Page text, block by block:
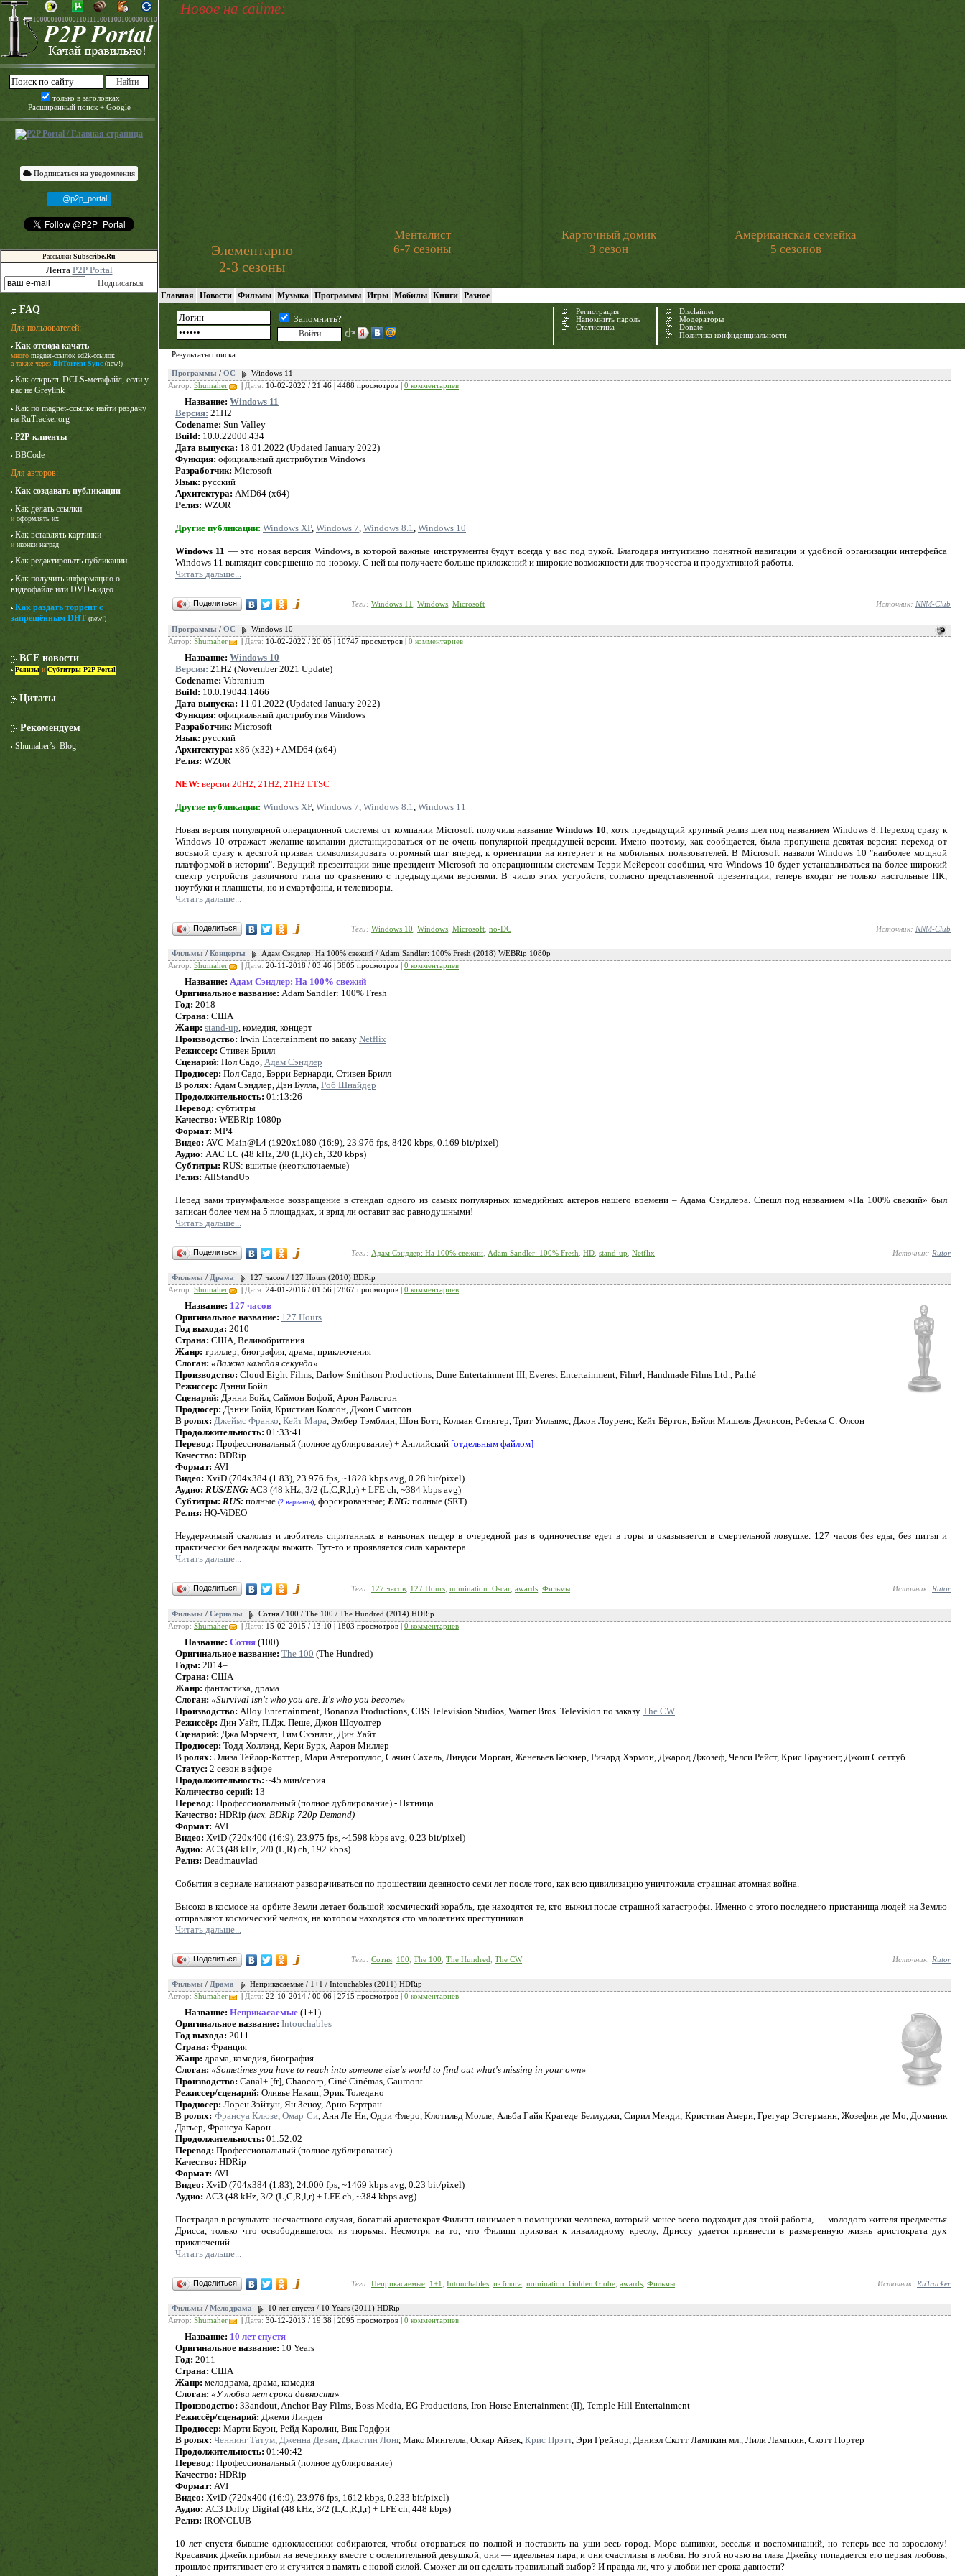
только в заголовках
Расширенный поиск + Google
Подписаться на уведомления
@p2p_portal
Рассылки Subscribe.Ru
Лента P2P Portal
FAQ
Для пользователей:
Как отсюда качать
много magnet-ссылок ed2k-ссылок
а также через BitTorrent Sync (new!)
Как открыть DCLS-метафайл, если у
вас не Greylink
Как по magnet-ссылке найти раздачу
на RuTracker.org
P2P-клиенты
BBCode
Для авторов:
Как создавать публикации
Как делать ссылки
и оформлять их
Как вставлять картинки
и иконки наград
Как редактировать публикации
Как получить информацию о
видеофайле или DVD-видео
Как раздать торрент с
запрещённым DHT (new!)
ВСЕ новости
Релизы и Субтитры P2P Portal
Цитаты
Рекомендуем
Shumaher’s_Blog
Новое на сайте:
Элементарно
2-3 сезоны
Менталист
6-7 сезоны
Карточный домик
3 сезон
Американская семейка
5 сезонов
Лучше звоните Солу
Главная Новости Фильмы Музыка Программы Игры Мобилы Книги Разное
Запомнить?
Регистрация
Напомнить пароль
Статистика
Disclaimer
Модераторы
Donate
Политика конфиденциальности
Результаты поиска:
Программы / ОС
Windows 11
Автор: Shumaher Дата: 10-02-2022 / 21:46 | 4488 просмотров | 0 комментариев
Название: Windows 11
Версия: 21H2
Codename: Sun Valley
Build: 10.0.22000.434
Дата выпуска: 18.01.2022 (Updated January 2022)
Функция: официальный дистрибутив Windows
Разработчик: Microsoft
Язык: русский
Архитектура: AMD64 (x64)
Релиз: WZOR
Другие публикации: Windows XP, Windows 7, Windows 8.1, Windows 10
Windows 11 — это новая версия Windows, в которой важные инструменты будут всегда у вас под рукой. Благодаря интуитивно понятной навигации и удобной организации интерфейса
Windows 11 выглядит совершенно по-новому. С ней вы получаете больше приложений и широкие возможности для творчества и продуктивной работы.
Читать дальше...
Поделиться Теги: Windows 11, Windows, Microsoft Источник: NNM-Club
Программы / ОС
Windows 10
Автор: Shumaher Дата: 10-02-2022 / 20:05 | 10747 просмотров | 0 комментариев
Название: Windows 10
Версия: 21H2 (November 2021 Update)
Codename: Vibranium
Build: 10.0.19044.1466
Дата выпуска: 11.01.2022 (Updated January 2022)
Функция: официальный дистрибутив Windows
Разработчик: Microsoft
Язык: русский
Архитектура: x86 (x32) + AMD64 (x64)
Релиз: WZOR
NEW: версии 20H2, 21H2, 21H2 LTSC
Другие публикации: Windows XP, Windows 7 Windows 8.1 Windows 11
Новая версия популярной операционной системы от компании Microsoft получила названиеWindows 10 , хотя предыдущий крупный релиз шел под названием Windows 8. Переход сразу к
Windows 10 отражает желание компании дистанцироваться от не очень популярной предыдущей версии. Имено поэтому, как сообщается, была пропущена девятая версия: переход от
восьмой сразу к десятой призван символизировать огромный шаг вперед, к ориентации на интернет и на мобильных пользователей. В Microsoft назвали Windows 10 "наиболее мощной
платформой в истории". Ведущий презентации вице-президент Microsoft по операционным системам Терри Мейерсон сообщил, что Windows 10 будет устанавливаться на более широкий
спектр устройств различного типа по сравнению с предыдущими версиями. В число этих устройств, согласно представленной презентации, теперь входят не только настольные ПК,
ноутбуки и планшеты, но и смартфоны, и телевизоры.
Читать дальше...
Поделиться Теги: Windows 10 Windows Microsoft no-DC Источник: NNM-Club
Фильмы / Концерты
Адам Сэндлер: На 100% свежий / Adam Sandler: 100% Fresh (2018) WEBRip 1080p
Автор: Shumaher Дата: 20-11-2018 / 03:46 | 3805 просмотров | 0 комментариев
Название: Адам Сэндлер: На 100% свежий
Оригинальное название: Adam Sandler: 100% Fresh
Год: 2018
Страна: США
Жанр: stand-up , комедия, концерт
Производство: Irwin Entertainment по заказу Netflix
Режиссер: Стивен Брилл
Сценарий: Пол Садо, Адам Сэндлер
Продюсер: Пол Садо, Бэрри Бернарди, Стивен Брилл
В ролях: Адам Сэндлер, Дэн Булла, Роб Шнайдер
Продолжительность: 01:13:26
Перевод: субтитры
Качество: WEBRip 1080p
Формат: MP4
Видео: AVC Main@L4 (1920x1080 (16:9), 23.976 fps, 8420 kbps, 0.169 bit/pixel)
Аудио: AAC LC (48 kHz, 2/0 (L,R) ch, 320 kbps)
Субтитры: RUS: вшитые (неотключаемые)
Релиз: AllStandUp
Перед вами триумфальное возвращение в стендап одного из самых популярных комедийных актеров нашего времени – Адама Сэндлера. Спешл под названием «На 100% свежий» был
записан более чем на 5 площадках, и вряд ли оставит вас равнодушными!
Читать дальше...
Поделиться Теги: Адам Сэндлер: На 100% свежий Adam Sandler: 100% Fresh HD stand-up Netflix Источник: Rutor
Фильмы / Драма
127 часов / 127 Hours (2010) BDRip
Автор: Shumaher Дата: 24-01-2016 / 01:56 | 2867 просмотров | 0 комментариев
Название: 127 часов
Оригинальное название: 127 Hours
Год выхода: 2010
Страна: США, Великобритания
Жанр: триллер, биография, драма, приключения
Слоган: «Важна каждая секунда»
Производство: Cloud Eight Films, Darlow Smithson Productions, Dune Entertainment III, Everest Entertainment, Film4, Handmade Films Ltd., Pathé
Режиссер: Дэнни Бойл
Сценарий: Дэнни Бойл, Саймон Бофой, Арон Ральстон
Продюсер: Дэнни Бойл, Кристиан Колсон, Джон Смитсон
В ролях: Джеймс Франко, Кейт Мара, Эмбер Тэмблин, Шон Ботт, Колман Стингер, Трит Уильямс, Джон Лоуренс, Кейт Бёртон, Бэйли Мишель Джонсон, Ребекка С. Олсон
Продолжительность: 01:33:41
Перевод: Профессиональный (полное дублирование) + Английский [отдельным файлом]
Качество: BDRip
Формат: AVI
Видео: XviD (704x384 (1.83), 23.976 fps, ~1828 kbps avg, 0.28 bit/pixel)
Аудио: RUS/ENG:AC3 (48 kHz, 3/2 (L,C,R,l,r) + LFE ch, ~384 kbps avg)
Субтитры: RUS: полные (2 варианта), форсированные; ENG: полные (SRT)
Релиз: HQ-ViDEO
Неудержимый скалолаз и любитель спрятанных в каньонах пещер в очередной раз в одиночестве едет в горы и оказывается в смертельной ловушке. 127 часов без еды, без питья и
практически без надежды выжить. Тут-то и проявляется сила характера…
Читать дальше...
Поделиться Теги: 127 часов, 127 Hours, nomination: Oscar, awards, Фильмы Источник: Rutor
Фильмы / Сериалы
Сотня / 100 / The 100 / The Hundred (2014) HDRip
Автор: Shumaher Дата: 15-02-2015 / 13:10 | 1803 просмотров | 0 комментариев
Название: Сотня (100)
Оригинальное название: The 100 (The Hundred)
Годы: 2014–…
Страна: США
Жанр: фантастика, драма
Слоган: «Survival isn't who you are. It's who you become»
Производство: Alloy Entertainment, Bonanza Productions, CBS Television Studios, Warner Bros. Television по заказу The CW
Режиссёр: Дин Уайт, П.Дж. Пеше, Джон Шоуолтер
Сценарий: Джа Мэрчент, Тим Скэнлэн, Дин Уайт
Продюсер: Тодд Холлэнд, Кери Бурк, Аарон Миллер
В ролях: Элиза Тейлор-Коттер, Мари Авгеропулос, Сачин Сахель, Линдси Морган, Женевьев Бюкнер, Ричард Хэрмон, Джарод Джозеф, Челси Рейст, Крис Браунинг, Джош Ссеттуб
Статус: 2 сезон в эфире
Продолжительность: ~45 мин/серия
Количество серий: 13
Перевод: Профессиональный (полное дублирование) - Пятница
Качество: HDRip (исх. BDRip 720p Demand)
Формат: AVI
Видео: XviD (720x400 (16:9), 23.975 fps, ~1598 kbps avg, 0.23 bit/pixel)
Аудио: AC3 (48 kHz, 2/0 (L,R) ch, 192 kbps)
Релиз: Deadmauvlad
События в сериале начинают разворачиваться по прошествии девяносто семи лет после того, как всю цивилизацию уничтожила страшная атомная война.
Высоко в космосе на орбите Земли летает большой космический корабль, где находятся те, кто выжил после страшной катастрофы. Именно с этого последнего пристанища людей на Землю
отправляют космический челнок, на котором находятся сто малолетних преступников…
Читать дальше...
Поделиться Теги: Сотня 100 The 100 The Hundred The CW Источник: Rutor
Фильмы / Драма
Неприкасаемые / 1+1 / Intouchables (2011) HDRip
Автор: Shumaher Дата: 22-10-2014 / 00:06 | 2715 просмотров | 0 комментариев
Название: Неприкасаемые (1+1)
Оригинальное название: Intouchables
Год выхода: 2011
Страна: Франция
Жанр: драма, комедия, биография
Слоган: «Sometimes you have to reach into someone else's world to find out what's missing in your own»
Производство: Canal+ [fr], Chaocorp, Ciné Cinémas, Gaumont
Режиссер/сценарий: Оливье Накаш, Эрик Толедано
Продюсер: Лорен Зэйтун, Ян Зеноу, Арно Бертран
В ролях: Франсуа Клюзе ,Омар Си, Анн Ле Ни, Одри Флеро, Клотильд Молле, Альба Гайя Крагеде Беллуджи, Сирил Менди, Кристиан Амери, Грегуар Эстерманн, Жозефин де Мо, Доминик
Дагьер, Франсуа Карон
Продолжительность: 01:52:02
Перевод: Профессиональный (полное дублирование)
Качество: HDRip
Формат: AVI
Видео: XviD (704x384 (1.83), 24.000 fps, ~1469 kbps avg, 0.23 bit/pixel)
Аудио: AC3 (48 kHz, 3/2 (L,C,R,l,r) + LFE ch, ~384 kbps avg)
Пострадав в результате несчастного случая, богатый аристократ Филипп нанимает в помощники человека, который менее всего подходит для этой работы, — молодого жителя предместья
Дрисса, только что освободившегося из тюрьмы. Несмотря на то, что Филипп прикован к инвалидному креслу, Дриссу удается привнести в размеренную жизнь аристократа дух
приключений.
Читать дальше...
Поделиться Теги: Неприкасаемые 1+1 Intouchables из блога nomination: Golden Globe awards Фильмы Источник: RuTracker
Фильмы / Мелодрама
10 лет спустя / 10 Years (2011) HDRip
Автор: Shumaher Дата: 30-12-2013 / 19:38 | 2095 просмотров | 0 комментариев
Название: 10 лет спустя
Оригинальное название: 10 Years
Год: 2011
Страна: США
Жанр: мелодрама, драма, комедия
Слоган: «У любви нет срока давности»
Производство: 33andout, Anchor Bay Films, Boss Media, EG Productions, Iron Horse Entertainment (II), Temple Hill Entertainment
Режиссёр/сценарий: Джеми Линден
Продюсер: Марти Бауэн, Рейд Каролин, Вик Годфри
В ролях: Ченнинг Татум, Дженна Деван, Джастин Лонг, Макс Мингелла, Оскар Айзек, Крис Прэтт, Эри Грейнор, Дэниэл Скотт Лампкин мл., Лили Лампкин, Скотт Портер
Продолжительность: 01:40:42
Перевод: Профессиональный (полное дублирование)
Качество: HDRip
Формат: AVI
Видео: XviD (720x400 (16:9), 23.976 fps, 1612 kbps, 0.233 bit/pixel)
Аудио: AC3 Dolby Digital (48 kHz, 3/2 (L,C,R,l,r) + LFE ch, 448 kbps)
Релиз: IRONCLUB
10 лет спустя бывшие одноклассники собираются, чтобы оторваться по полной и поставить на уши весь город. Море выпивки, веселья и воспоминаний, но теперь все по-взрослому!
Красавчик Джейк прибыл на вечеринку вместе с ослепительной девушкой, они — идеальная пара, и они счастливы в любви. Но этой ночью на глаза Джейку попадается его первая любовь,
прошлое притягивает его и стучится в память с новой силой. Сможет ли он сделать правильный выбор? И правда ли, что у любви нет срока давности?